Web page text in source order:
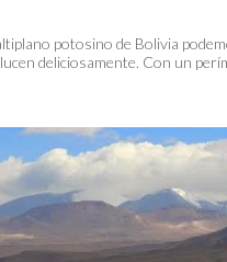
potosino de Bolivia
deliciosamente. Con un